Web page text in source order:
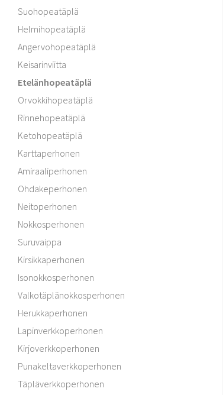
Suohopeatäplä
Helmihopeatäplä
Angervohopeatäplä
Keisarinviitta
Etelänhopeatäplä
Orvokkihopeatäplä
Rinnehopeatäplä
Ketohopeatäplä
Karttaperhonen
Amiraaliperhonen
Ohdakeperhonen
Neitoperhonen
Nokkosperhonen
Suruvaippa
Kirsikkaperhonen
Isonokkosperhonen
Valkotäplänokkosperhonen
Herukkaperhonen
Lapinverkkoperhonen
Kirjoverkkoperhonen
Punakeltaverkkoperhonen
Täpläverkkoperhonen